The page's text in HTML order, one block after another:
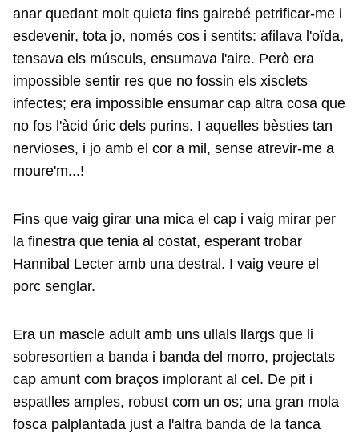
anar quedant molt quieta fins gairebé petrificar-me i
esdevenir, tota jo, només cos i sentits: afilava l'oïda,
tensava els músculs, ensumava l'aire. Però era
impossible sentir res que no fossin els xisclets
infectes; era impossible ensumar cap altra cosa que
no fos l'àcid úric dels purins. I aquelles bèsties tan
nervioses, i jo amb el cor a mil, sense atrevir-me a
moure'm...!
Fins que vaig girar una mica el cap i vaig mirar per
la finestra que tenia al costat, esperant trobar
Hannibal Lecter amb una destral. I vaig veure el
porc senglar.
Era un mascle adult amb uns ullals llargs que li
sobresortien a banda i banda del morro, projectats
cap amunt com braços implorant al cel. De pit i
espatlles amples, robust com un os; una gran mola
fosca palplantada just a l'altra banda de la tanca